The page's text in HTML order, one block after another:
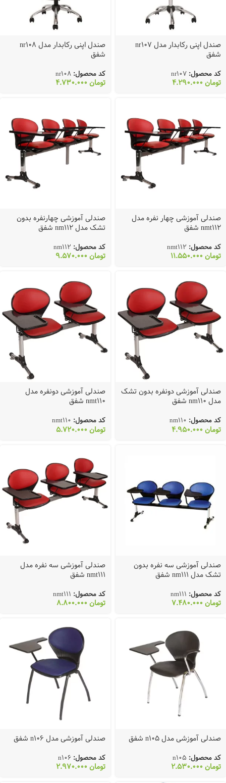
صندل اپنی رکابدار مدل nr107
شفق
کد محصول: nr107
تومان
صندل اپنی رکابدار مدل nr108
شفق
کد محصول: nr108
تومان
صندلی آموزشی چهار نفره مدل
nmt112 شفق
کد محصول: nmt112
تومان
صندلی آموزشی چهارنفره بدون
تشک مدل nm112 شفق
کد محصول: nm112
تومان
صندلی آموزشی دونفره بدون تشک
مدل nm110 شفق
کد محصول: nm110
تومان
صندلی آموزشی دونفره مدل
nmt110 شفق
کد محصول: nmt110
تومان
صندلی آموزشی سه نفره بدون
تشک مدل nm111 شفق
کد محصول: nm111
تومان
صندلی آموزشی سه نفره مدل
nmt111 شفق
کد محصول: nmt111
تومان
صندلی آموزشی مدل n105 شفق
کد محصول: n105
تومان
صندلی آموزشی مدل n106 شفق
کد محصول: n106
تومان